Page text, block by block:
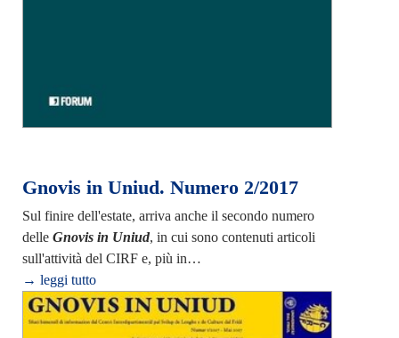
Gnovis in Uniud. Numero 2/2017
Sul finire dell'estate, arriva anche il secondo numero
delle Gnovis in Uniud, in cui sono contenuti articoli
sull'attività del CIRF e, più in…
→ leggi tutto